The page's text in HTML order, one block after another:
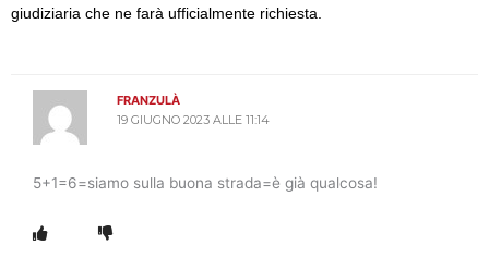
giudiziaria che ne farà ufficialmente richiesta.
FRANZULÀ
19 GIUGNO 2023 ALLE 11:14
5+1=6=siamo sulla buona strada=è già qualcosa!